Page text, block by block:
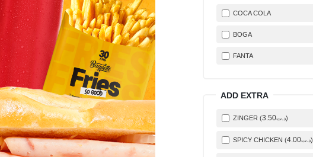
COCA COLA
BOGA
FANTA
ADD EXTRA
ZINGER ( د.ت 3.50 )
SPICY CHICKEN ( د.ت 4.00 )